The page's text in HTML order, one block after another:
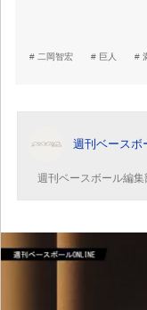
二岡智宏 巨人
週刊ベースボ
週刊ベースボール編